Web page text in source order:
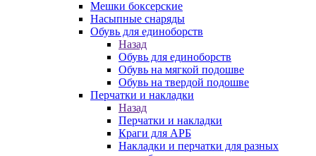
Мешки боксерские
Насыпные снаряды
Обувь для единоборств
Назад
Обувь для единоборств
Обувь на мягкой подошве
Обувь на твердой подошве
Перчатки и накладки
Назад
Перчатки и накладки
Краги для АРБ
Накладки и перчатки для разных